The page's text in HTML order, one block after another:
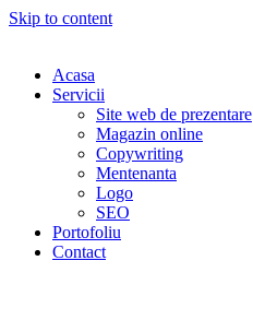
Skip to content
Acasa
Servicii
Site web de prezentare
Magazin online
Copywriting
Mentenanta
Logo
SEO
Portofoliu
Contact